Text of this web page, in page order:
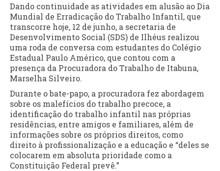
Dando continuidade as atividades em alusão ao Dia
Mundial de Erradicação do Trabalho Infantil, que
transcorre hoje, 12 de junho, a secretaria de
Desenvolvimento Social (SDS) de Ilhéus realizou
uma roda de conversa com estudantes do Colégio
Estadual Paulo Américo, que contou com a
presença da Procuradora do Trabalho de Itabuna,
Marselha Silveiro.
Durante o bate-papo, a procuradora fez abordagem
sobre os malefícios do trabalho precoce, a
identificação do trabalho infantil nas próprias
residências, entre amigos e familiares, além de
informações sobre os próprios direitos, como
direito à profissionalização e a educação e “deles se
colocarem em absoluta prioridade como a
Constituição Federal prevê.”